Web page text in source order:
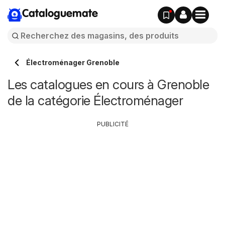
Cataloguemate
Électroménager Grenoble
Les catalogues en cours à Grenoble
de la catégorie Électroménager
PUBLICITÉ